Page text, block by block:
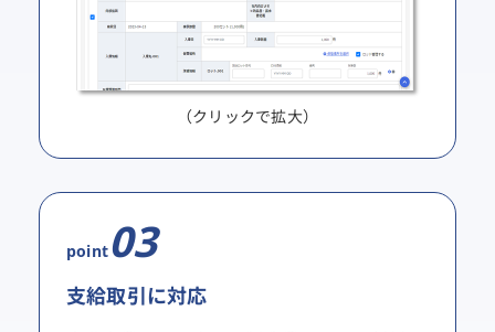
（クリックで拡大）
point03
支給取引に対応